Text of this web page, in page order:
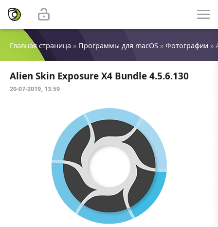
Главная страница » Программы для macOS » Фотографии »
Alien Skin Exposure X4 Bundle 4.5.6.130
20-07-2019, 13:59